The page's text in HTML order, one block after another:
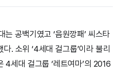
공백기였고 ‘음원깡패’ 씨스타
. 소위 ‘4세대 걸그룹’이라 불리
4세대 걸그룹 ‘레트여마’의 2016